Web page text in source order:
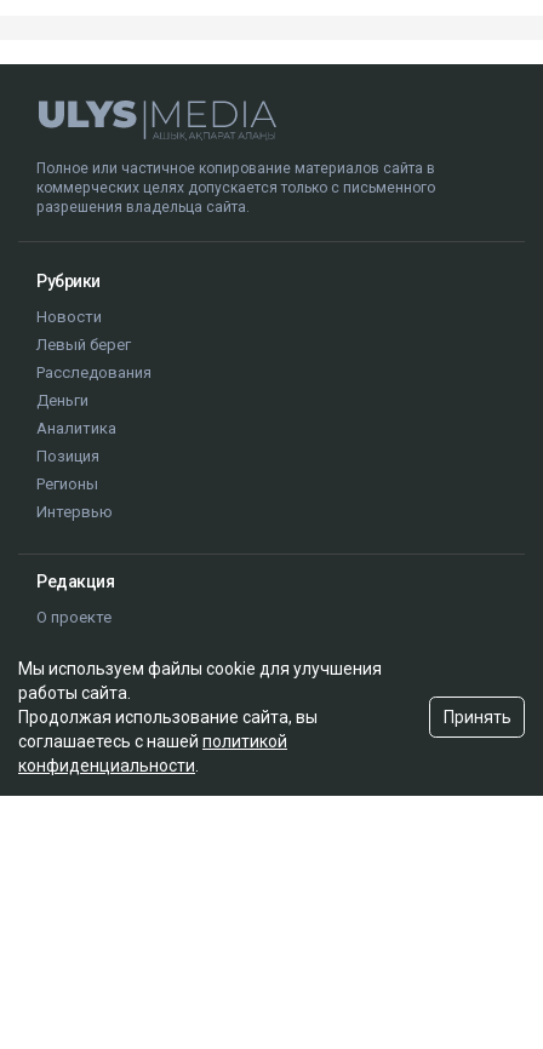
одному делу - о вымогательстве и незаконном
лишении свободы. После этого окончательный срок
увеличили до 12 лет.
Гульмира Сатыбалды - бывшая супруга Кайрата
Сатыбалды, племянника экс-президента Казахстана
Нурсултана Назарбаева. Они развелись в 2005 году.
У бывших супругов трое общих детей - сын
Бауыржан и дочери Аружан и Дария. По имеющейся
в открытом доступе информации, по профессии
Гульмира Сатыбалды - учительница.
Нурсултан Назарбаев
Мы используем файлы cookie для улучшения
работы сайта.
Продолжая использование сайта, вы
соглашаетесь с нашей политикой
конфиденциальности
Принять